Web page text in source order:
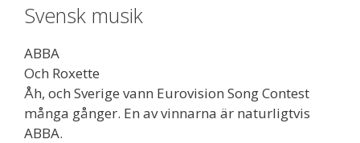
Svensk musik
ABBA
Och Roxette
Åh, och Sverige vann Eurovision Song Contest
många gånger. En av vinnarna är naturligtvis
ABBA.